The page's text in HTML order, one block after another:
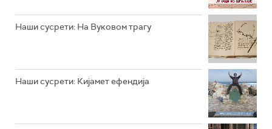
Наши сусрети: На Вуковом трагу
Наши сусрети: Кијамет ефендија